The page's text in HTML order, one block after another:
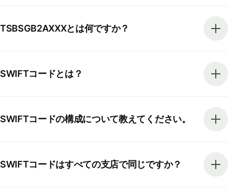
TSBSGB2AXXXとは何ですか？
SWIFTコードとは？
SWIFTコードの構成について教えてください。
SWIFTコードはすべての支店で同じですか？